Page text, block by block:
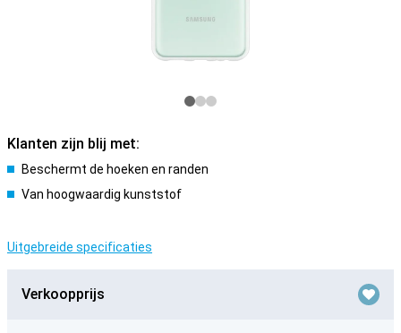
Klanten zijn blij met:
Beschermt de hoeken en randen
Van hoogwaardig kunststof
Uitgebreide specificaties
Verkoopprijs